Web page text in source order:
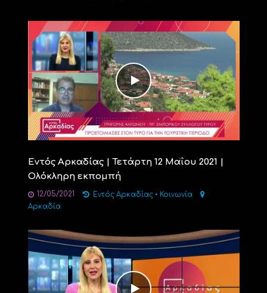
Εντός Αρκαδίας | Τετάρτη 12 Μαΐου 2021 |
Ολόκληρη εκπομπή
12/05/2021 Εντός Αρκαδίας • Κοινωνία
Αρκαδία